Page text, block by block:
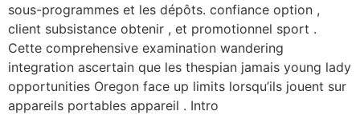
sous-programmes et les dépôts. confiance option ,
client subsistance obtenir , et promotionnel sport .
Cette comprehensive examination wandering
integration ascertain que les thespian jamais young lady
opportunities Oregon face up limits lorsqu’ils jouent sur
appareils portables appareil . Intro